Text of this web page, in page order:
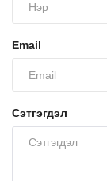
Email
Сэтгэгдэл